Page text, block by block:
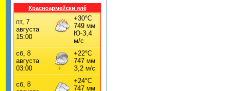
Красноармейски ялĕ